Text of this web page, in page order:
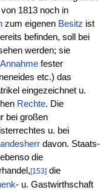
von 1813 noch in
zum eigenen Besitz ist
befinden, soll bei
werden; sie
Annahmefester
etc.) das
eingezeichnet u.
Rechte. Die
bei großen
u. bei
davon. Staats-
die
[153]die
- u. Gastwirthschaft